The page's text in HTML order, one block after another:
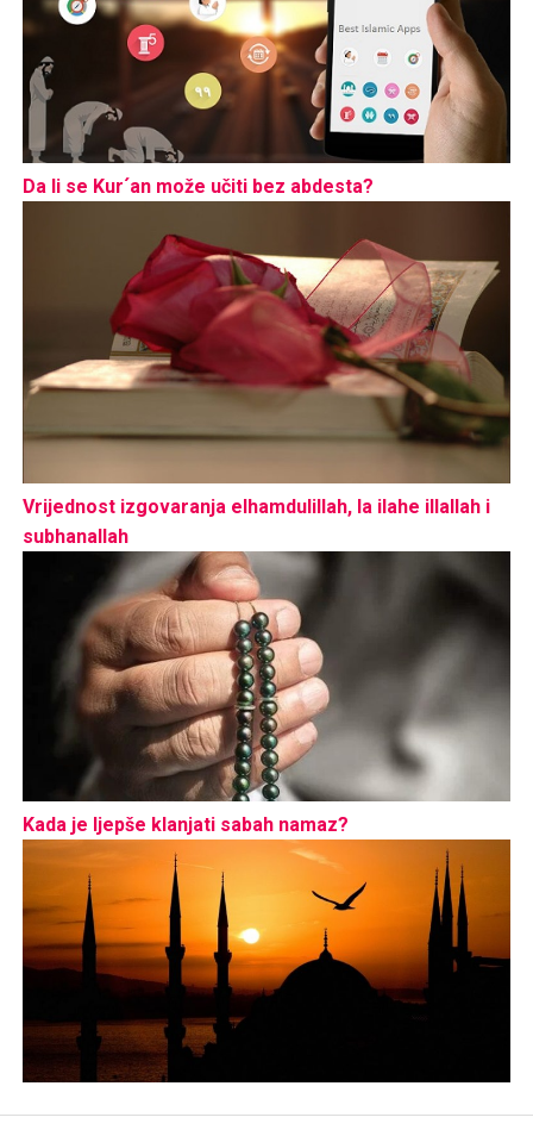
Da li se Kur´an može učiti bez abdesta?
Vrijednost izgovaranja elhamdulillah, la ilahe illallah i
subhanallah
Kada je ljepše klanjati sabah namaz?